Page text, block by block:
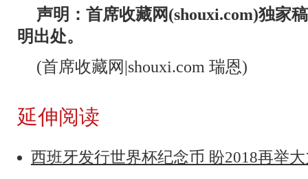
声明：首席收藏网(shouxi.com)独家
明出处。
(首席收藏网|shouxi.com 瑞恩)
延伸阅读
西班牙发行世界杯纪念币 盼2018再举